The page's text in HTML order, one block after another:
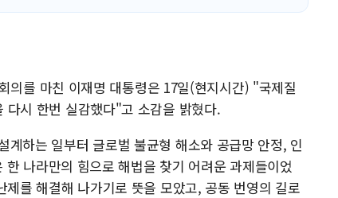
를 마친 이재명 대통령은 17일(현지시간) "국제질
다시 한번 실감했다"고 소감을 밝혔다.
하는 일부터 글로벌 불균형 해소와 공급망 안정, 인
나라만의 힘으로 해법을 찾기 어려운 과제들이었
를 해결해 나가기로 뜻을 모았고, 공동 번영의 길로